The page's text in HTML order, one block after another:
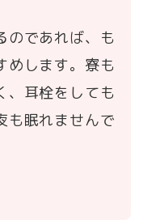
のであれば、も
めします。寮も
、耳栓をしても
も眠れませんで